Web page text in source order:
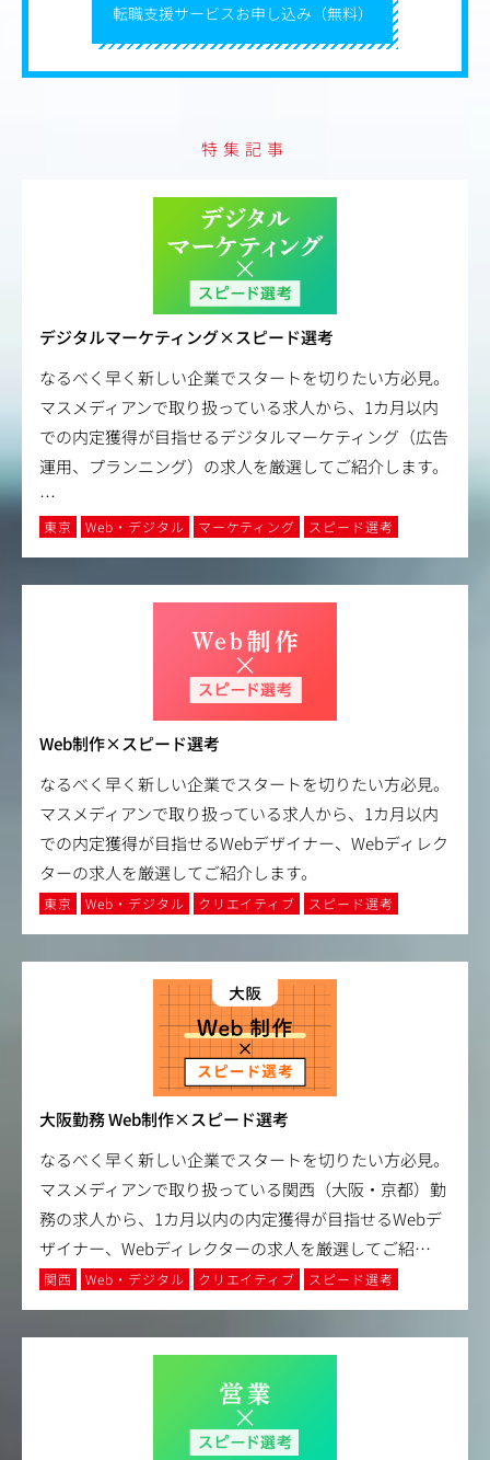
転職支援サービスお申し込み（無料）
特集記事
デジタルマーケティング×スピード選考
なるべく早く新しい企業でスタートを切りたい方必見。
マスメディアンで取り扱っている求人から、1カ月以内
での内定獲得が目指せるデジタルマーケティング（広告
運用、プランニング）の求人を厳選してご紹介します。
…
東京 Web・デジタル マーケティング スピード選考
Web制作×スピード選考
なるべく早く新しい企業でスタートを切りたい方必見。
マスメディアンで取り扱っている求人から、1カ月以内
での内定獲得が目指せるWebデザイナー、Webディレク
ターの求人を厳選してご紹介します。
東京 Web・デジタル クリエイティブ スピード選考
大阪勤務 Web制作×スピード選考
なるべく早く新しい企業でスタートを切りたい方必見。
マスメディアンで取り扱っている関西（大阪・京都）勤
務の求人から、1カ月以内の内定獲得が目指せるWebデ
ザイナー、Webディレクターの求人を厳選してご紹…
関西 Web・デジタル クリエイティブ スピード選考